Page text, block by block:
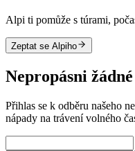
Alpi ti pomůže s túrami,
Zeptat se Alpiho
Nepropásni
Přihlas se k odběru našeho
nápady na trávení volného